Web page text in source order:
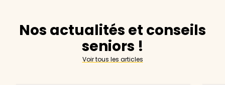
Nos actualités et conseils
seniors !
Voir tous les articles